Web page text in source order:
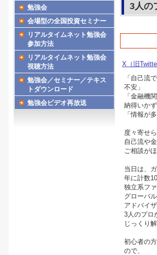
3人の
X（旧
「自己流
不安」
「金融機
納得いか
「情報が
度々寄せ
自己流や
ご相談が
当日は、
年に計数
独立系フ
グローバ
アドバイ
3人のプロ
じっくり
初心者の
ので、
勉強会
会場型の全国投資セミナー
リアルタイムネット勉強会
参加方法
リアルタイムネット勉強会
視聴方法
勉強会／セミナー／テキス
トダウンロード
勉強会ビデオ再放送